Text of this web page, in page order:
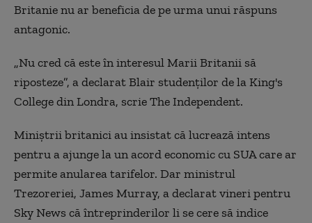
Britanie nu ar beneficia de pe urma unui răspuns
antagonic.
„Nu cred că este în interesul Marii Britanii să
riposteze”, a declarat Blair studenților de la King's
College din Londra, scrie The Independent.
Miniștrii britanici au insistat că lucrează intens
pentru a ajunge la un acord economic cu SUA care ar
permite anularea tarifelor. Dar ministrul
Trezoreriei, James Murray, a declarat vineri pentru
Sky News că întreprinderilor li se cere să indice